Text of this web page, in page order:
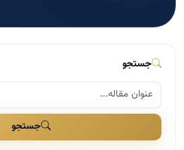
جستجو
جستجو